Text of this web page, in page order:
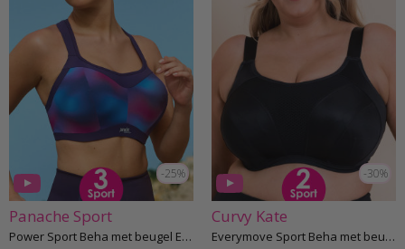
-25%
Panache Sport
Power Sport Beha met beugel E-M cup
-30%
Curvy Kate
Everymove Sport Beha met beugel G-K cup